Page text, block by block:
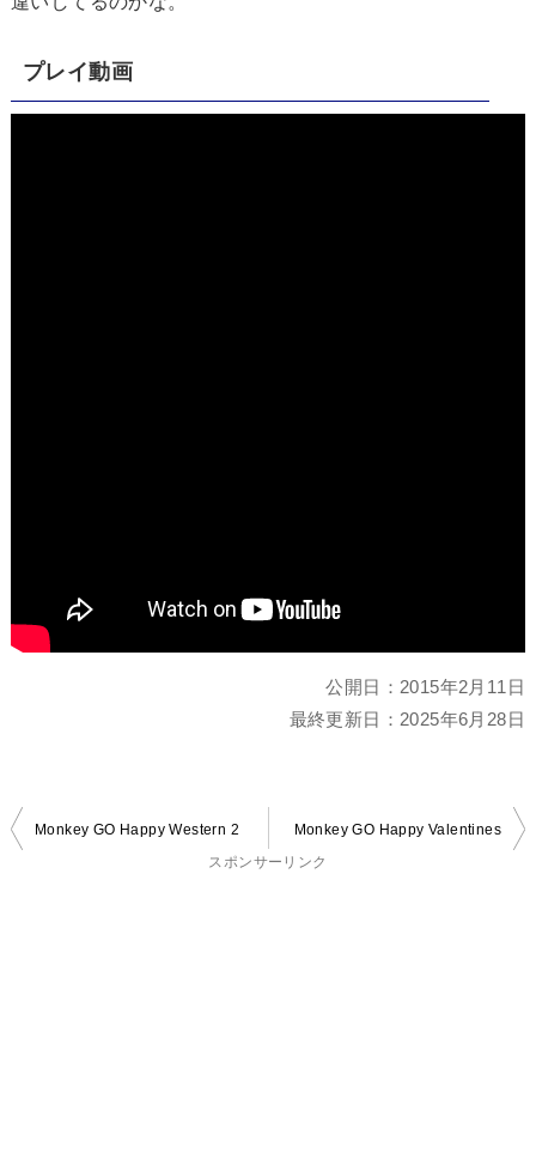
プレイ動画
公開日： 2015年2月11日
最終更新日： 2025年6月28日
投
Monkey GO Happy Western 2
Monkey GO Happy Valentines
スポンサーリンク